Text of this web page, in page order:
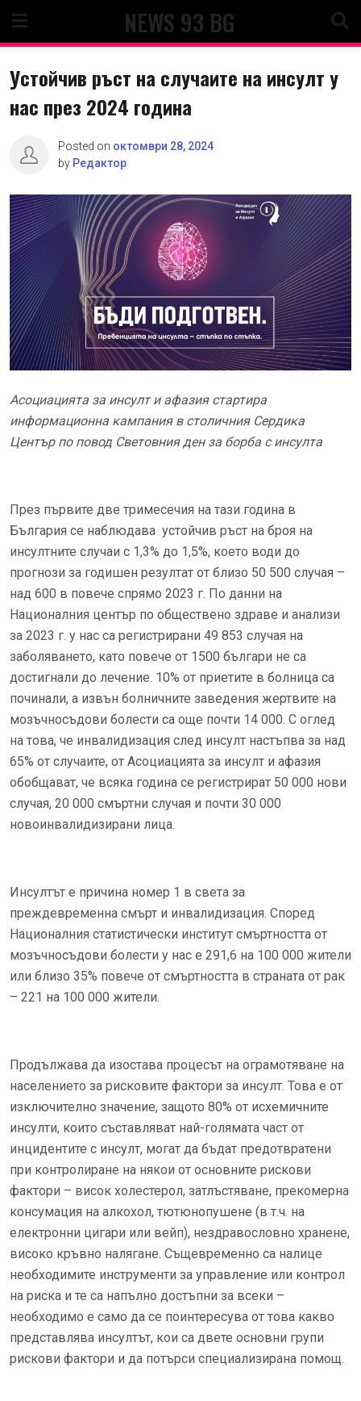
content
NEWS 93 BG
Устойчив ръст на случаите на инсулт у
нас през 2024 година
Posted on октомври 28, 2024
by Редактор
Асоциацията за инсулт и афазия стартира
информационна кампания в столичния Сердика
Център по повод Световния ден за борба с инсулта
През първите две тримесечия на тази година в
България се наблюдава устойчив ръст на броя на
инсултните случаи с 1,3% до 1,5%, което води до
прогнози за годишен резултат от близо 50 500 случая –
над 600 в повече спрямо 2023 г. По данни на
Националния център по обществено здраве и анализи
за 2023 г. у нас са регистрирани 49 853 случая на
заболяването, като повече от 1500 българи не са
достигнали до лечение. 10% от приетите в болница са
починали, а извън болничните заведения жертвите на
мозъчносъдови болести са още почти 14 000. С оглед
на това, че инвалидизация след инсулт настъпва за над
65% от случаите, от Асоциацията за инсулт и афазия
обобщават, че всяка година се регистрират 50 000 нови
случая, 20 000 смъртни случая и почти 30 000
новоинвалидизирани лица.
Инсултът е причина номер 1 в света за
преждевременна смърт и инвалидизация. Според
Националния статистически институт смъртността от
мозъчносъдови болести у нас е 291,6 на 100 000 жители
или близо 35% повече от смъртността в страната от рак
– 221 на 100 000 жители.
Продължава да изостава процесът на ограмотяване на
населението за рисковите фактори за инсулт. Това е от
изключително значение, защото 80% от исхемичните
инсулти, които съставляват най-голямата част от
инцидентите с инсулт, могат да бъдат предотвратени
при контролиране на някои от основните рискови
фактори – висок холестерол, затлъстяване, прекомерна
консумация на алкохол, тютюнопушене (в т.ч. на
електронни цигари или вейп), нездравословно хранене,
високо кръвно налягане. Същевременно са налице
необходимите инструменти за управление или контрол
на риска и те са напълно достъпни за всеки –
необходимо е само да се поинтересува от това какво
представлява инсултът, кои са двете основни групи
рискови фактори и да потърси специализирана помощ.